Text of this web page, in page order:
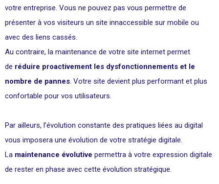
votre entreprise. Vous ne pouvez pas vous permettre de
présenter à vos visiteurs un site innaccessible sur mobile ou
avec des liens cassés.
Au contraire, la maintenance de votre site internet permet
de réduire proactivement les dysfonctionnements et le
nombre de pannes. Votre site devient plus performant et plus
confortable pour vos utilisateurs.
Par ailleurs, l’évolution constante des pratiques liées au digital
vous imposera une évolution de votre stratégie digitale.
La maintenance évolutive permettra à votre expression digitale
de rester en phase avec cette évolution stratégique.